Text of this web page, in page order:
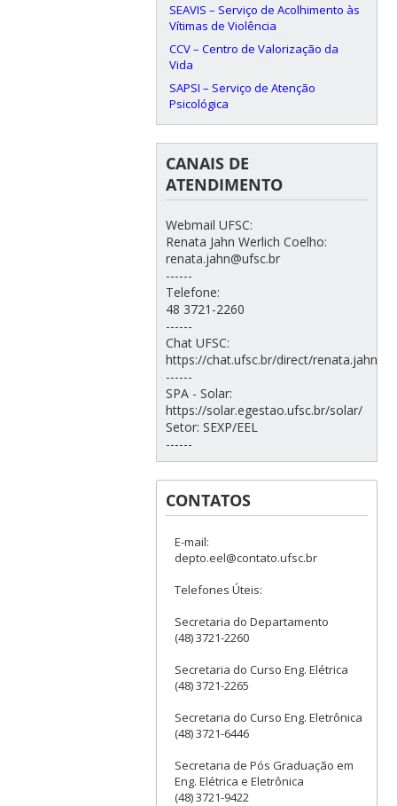
SEAVIS – Serviço de Acolhimento às
Vítimas de Violência
CCV – Centro de Valorização da
Vida
SAPSI – Serviço de Atenção
Psicológica
CANAIS DE
ATENDIMENTO
Webmail UFSC:
Renata Jahn Werlich Coelho:
renata.jahn@ufsc.br
------
Telefone:
48 3721-2260
------
Chat UFSC:
https://chat.ufsc.br/direct/renata.jahn
------
SPA - Solar:
https://solar.egestao.ufsc.br/solar/
Setor: SEXP/EEL
------
CONTATOS
E-mail:
depto.eel@contato.ufsc.br
Telefones Úteis:
Secretaria do Departamento
(48) 3721-2260
Secretaria do Curso Eng. Elétrica
(48) 3721-2265
Secretaria do Curso Eng. Eletrônica
(48) 3721-6446
Secretaria de Pós Graduação em
Eng. Elétrica e Eletrônica
(48) 3721-9422